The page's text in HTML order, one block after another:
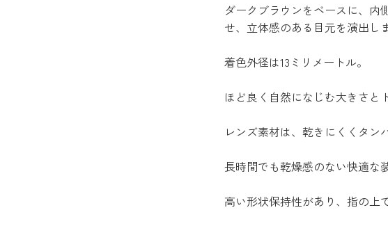
ダークブラウンをベースに、内
せ、立体感のある目元を演出し
着色外径は13ミリメートル。
ほど良く自然になじむ大きさと
レンズ素材は、乾きにくくタン
長時間でも乾燥感のない快適な
高い形状保持性があり、指の上